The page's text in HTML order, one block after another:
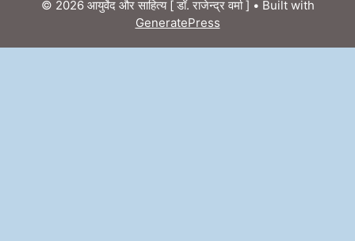
© 2026 आयुर्वेद और साहित्य [ डॉ. राजेन्द्र वर्मा ] • Built with
GeneratePress